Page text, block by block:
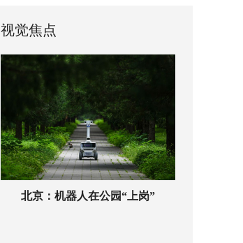
视觉焦点
北京：机器人在公园“上岗”